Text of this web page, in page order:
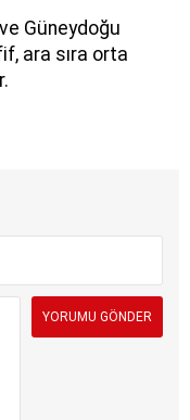
Güneydoğu
ara sıra orta